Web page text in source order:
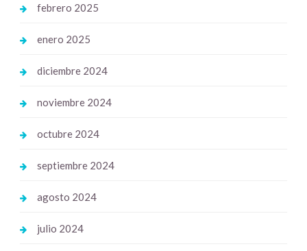
febrero 2025
enero 2025
diciembre 2024
noviembre 2024
octubre 2024
septiembre 2024
agosto 2024
julio 2024